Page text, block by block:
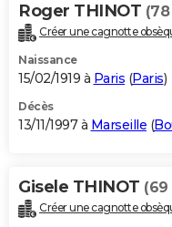
Roger THINOT
Créer une cagnotte
Naissance
15/02/1919 à Paris (Paris)
Décès
13/11/1997 à Marseille (
Gisele THINOT (69
Créer une cagnotte